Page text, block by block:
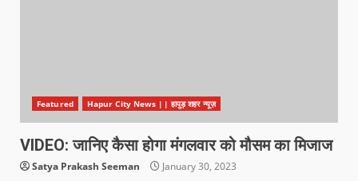
Featured Hapur City News || हापुड़ शहर न्यूज़
VIDEO: जानिए कैसा होगा मंगलवार को मौसम का मिजाज
Satya Prakash Seeman January 30, 2023